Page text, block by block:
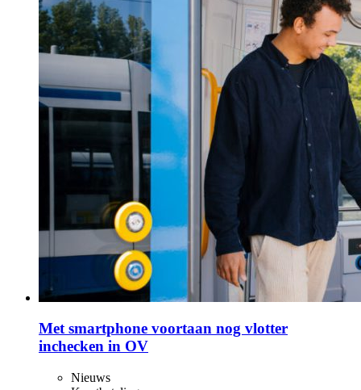
Met smartphone voortaan nog vlotter
inchecken in OV
Nieuws